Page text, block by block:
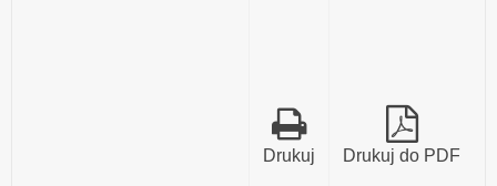
Drukuj do PDF
Drukuj